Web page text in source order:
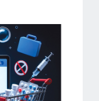
التي اطلعت عليها
التي تحمل اسم دولة